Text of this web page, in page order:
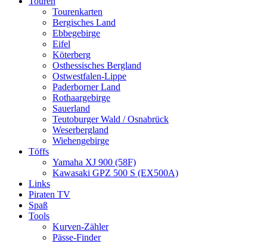
Tourenkarten
Bergisches Land
Ebbegebirge
Eifel
Köterberg
Osthessisches Bergland
Ostwestfalen-Lippe
Paderborner Land
Rothaargebirge
Sauerland
Teutoburger Wald / Osnabrück
Weserbergland
Wiehengebirge
Töffs
Yamaha XJ 900 (58F)
Kawasaki GPZ 500 S (EX500A)
Links
Piraten TV
Spaß
Tools
Kurven-Zähler
Pässe-Finder